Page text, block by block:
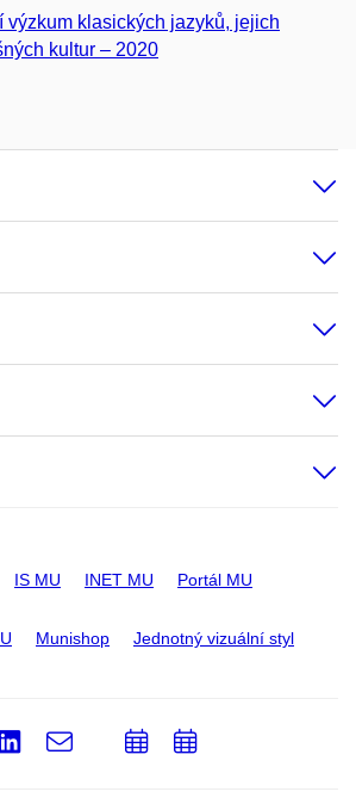
výzkum klasických jazyků, jejich
kultur – 2020
IS MU INET MU Portál MU
Munishop Jednotný vizuální styl
LinkedIn
e-
PřidatPřidat